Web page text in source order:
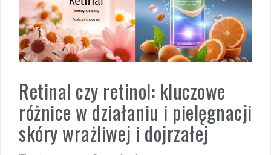
Retinal czy retinol: kluczowe
różnice w działaniu i pielęgnacji
skóry wrażliwej i dojrzałej